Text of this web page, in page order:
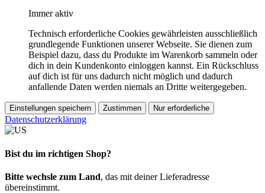
Immer aktiv
Technisch erforderliche Cookies gewährleisten ausschließlich
grundlegende Funktionen unserer Webseite. Sie dienen zum
Beispiel dazu, dass du Produkte im Warenkorb sammeln oder
dich in dein Kundenkonto einloggen kannst. Ein Rückschluss
auf dich ist für uns dadurch nicht möglich und dadurch
anfallende Daten werden niemals an Dritte weitergegeben.
Einstellungen speichern Zustimmen Nur erforderliche
Datenschutzerklärung
Bist du im richtigen Shop?
Bitte wechsle zum Land, das mit deiner Lieferadresse
übereinstimmt.